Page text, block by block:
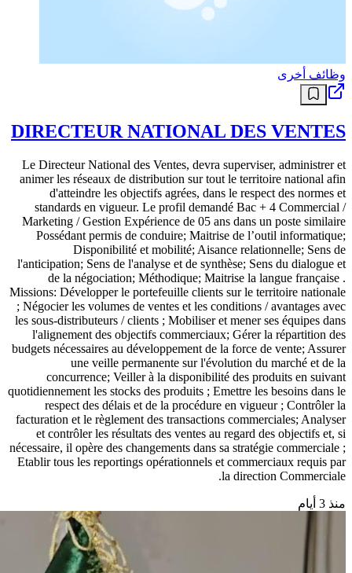
وظائف أخرى
DIRECTEUR NATIONAL DES VENTES
Le Directeur National des Ventes, devra superviser, administrer et
animer les réseaux de distribution sur tout le territoire national afin
d'atteindre les objectifs agrées, dans le respect des normes et
standards en vigueur. Le profil demandé Bac + 4 Commercial /
Marketing / Gestion Expérience de 05 ans dans un poste similaire
Possédant permis de conduire; Maitrise de l’outil informatique;
Disponibilité et mobilité; Aisance relationnelle; Sens de
l'anticipation; Sens de l'analyse et de synthèse; Sens du dialogue et
de la négociation; Méthodique; Maitrise la langue française .
Missions: Développer le portefeuille clients sur le territoire nationale
; Négocier les volumes de ventes et les conditions / avantages avec
les sous-distributeurs / clients ; Mobiliser et mener ses équipes dans
l'alignement des objectifs commerciaux; Gérer la répartition des
budgets nécessaires au développement de la force de vente; Assurer
une veille permanente sur l'évolution du marché et de la
concurrence; Veiller à la disponibilité des produits en suivant
quotidiennement les stocks des produits ; Emettre les besoins dans le
respect des délais et de la procédure en vigueur ; Contrôler la
facturation et le règlement des transactions commerciales; Analyser
et contrôler les résultats des ventes au regard des objectifs et, si
nécessaire, il opère des changements dans sa stratégie commerciale ;
Etablir tous les reportings opérationnels et commerciaux requis par
la direction Commerciale.
منذ 3 أيام